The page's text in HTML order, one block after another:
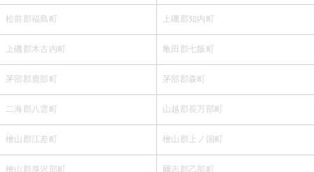
松前郡福島町 上磯郡知内町
上磯郡木古内町 亀田郡七飯町
茅部郡鹿部町 茅部郡森町
二海郡八雲町 山越郡長万部町
檜山郡江差町 檜山郡上ノ国町
檜山郡厚沢部町 爾志郡乙部町